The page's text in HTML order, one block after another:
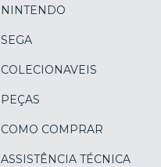
NINTENDO
SEGA
COLECIONAVEIS
PEÇAS
COMO COMPRAR
ASSISTÊNCIA TÉCNICA